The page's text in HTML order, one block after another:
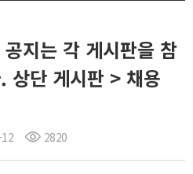
지는 각 게시판을 참
상단 게시판 > 채용
2820